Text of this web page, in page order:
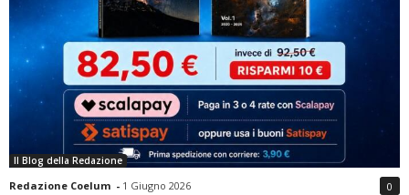
Il Blog della Redazione
Redazione Coelum - 1 Giugno 2026 0